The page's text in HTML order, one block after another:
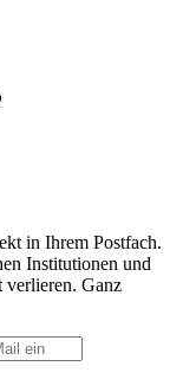
in Ihrem Postfach.
Institutionen und
verlieren. Ganz